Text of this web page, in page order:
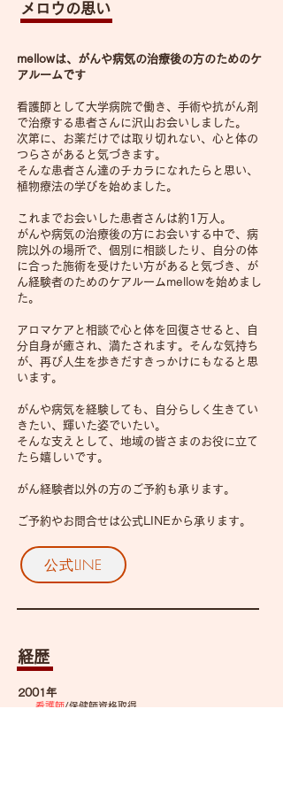
​​メロウの思い
mellowは、がんや病気の治療後の方のためのケ
アルームです
看護師として大学病院で働き、手術や抗がん剤
で治療する患者さんに沢山お会いしました。
次第に、お薬だけでは取り切れない、心と体の
つらさがあると気づきます。
そんな患者さん達のチカラになれたらと思い、
植物療法の学びを始めました。
これまでお会いした患者さんは約1万人。
がんや病気の治療後の方にお会いする中で、病
院以外の場所で、個別に相談したり、自分の体
に合った施術を受けたい方があると気づき、が
ん経験者のためのケアルームmellowを始めまし
た。​
アロマケアと相談で心と体を回復させると、自
分自身が癒され、満たされます。 ​そんな気持ち
が、 再び人生を歩きだすきっかけにもなると思
います。
がんや病気を経験しても、自分らしく生きてい
きたい、輝いた姿でいたい。
​そんな支えとして、地域の皆さまのお役に立て
たら嬉しいです。
がん経験者以外の方のご予約も承ります。
ご予約やお問合せは公式LINEから承ります。
公式LINE
​経歴
​2001年
看護師/保健師資格取得